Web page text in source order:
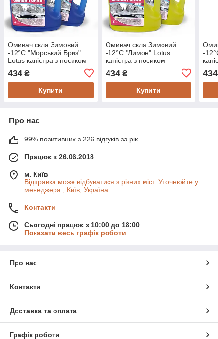
Омивач скла Зимовий
-12°C "Морський Бриз"
Lotus каністра з носиком
434 ₴
Купити
Омивач скла Зимовий
-12°C "Лимон" Lotus
каністра з носиком
434₴
Купити
-
434
Про нас
99% позитивних з 226 відгуків за рік
Працює з 26.06.2018
м. Київ
Відправка може відбуватися з різних міст. Уточнюйте у
менеджера., Київ, Україна
Контакти
Сьогодні працює з 10:00 до 18:00
Показати весь графік роботи
Про нас
Контакти
Доставка та оплата
Графік роботи